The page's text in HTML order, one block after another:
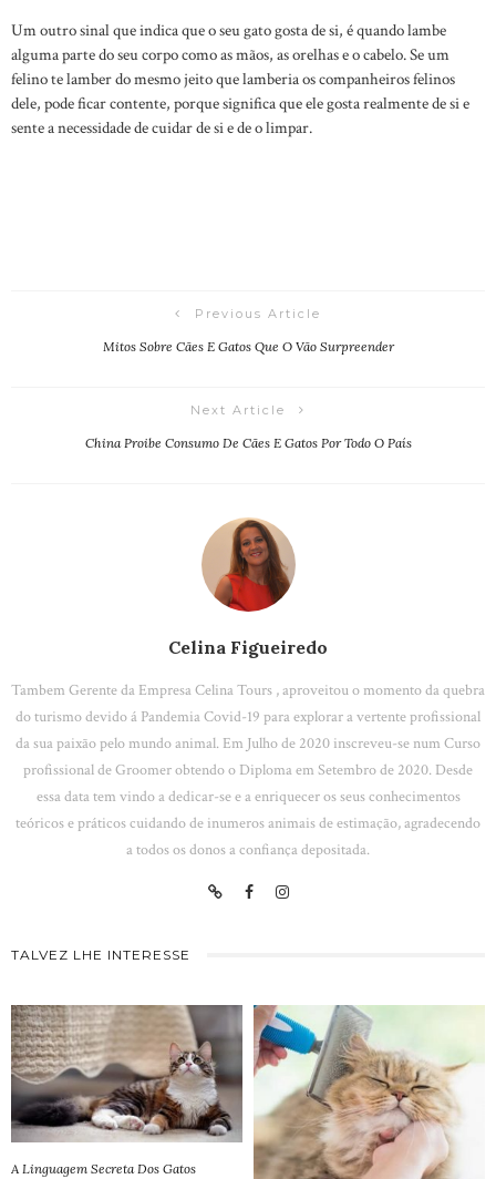
Um outro sinal que indica que o seu gato gosta de si, é quando lambe
alguma parte do seu corpo como as mãos, as orelhas e o cabelo. Se um
felino te lamber do mesmo jeito que lamberia os companheiros felinos
dele, pode ficar contente, porque significa que ele gosta realmente de si e
sente a necessidade de cuidar de si e de o limpar.
Previous Article
Mitos Sobre Cães E Gatos Que O Vão Surpreender
Next Article
China Proibe Consumo De Cães E Gatos Por Todo O País
Celina Figueiredo
Tambem Gerente da Empresa Celina Tours , aproveitou o momento da quebra
do turismo devido á Pandemia Covid-19 para explorar a vertente profissional
da sua paixão pelo mundo animal. Em Julho de 2020 inscreveu-se num Curso
profissional de Groomer obtendo o Diploma em Setembro de 2020. Desde
essa data tem vindo a dedicar-se e a enriquecer os seus conhecimentos
teóricos e práticos cuidando de inumeros animais de estimação, agradecendo
a todos os donos a confiança depositada.
TALVEZ LHE INTERESSE
A Linguagem Secreta Dos Gatos